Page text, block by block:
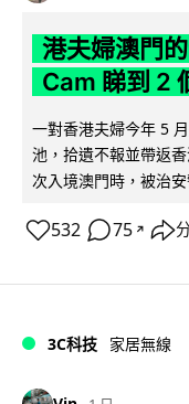
港夫婦澳門
Cam 睇到 2
一對香港夫婦今年 5
池，拾遺不報並帶返
次入境澳門時，被治
532 75 ↗
3C科技 家居無線